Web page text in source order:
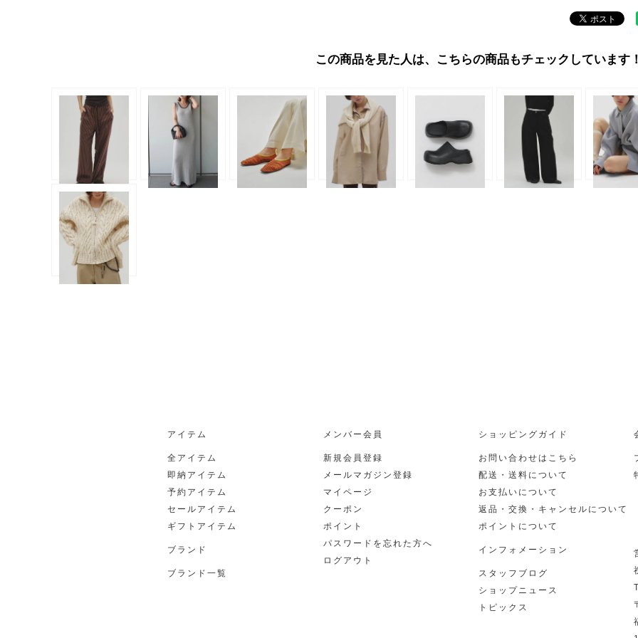
この商品を見た人は、こちらの商品もチェックしています
アイテム
全アイテム
即納アイテム
予約アイテム
セールアイテム
ギフトアイテム
ブランド
ブランド一覧
メンバー会員
新規会員登録
メールマガジン登録
マイページ
クーポン
ポイント
パスワードを忘れた方へ
ログアウト
ショッピングガイド
お問い合わせはこちら
配送・送料について
お支払いについて
返品・交換・キャンセルについて
ポイントについて
インフォメーション
スタッフブログ
ショップニュース
トピックス